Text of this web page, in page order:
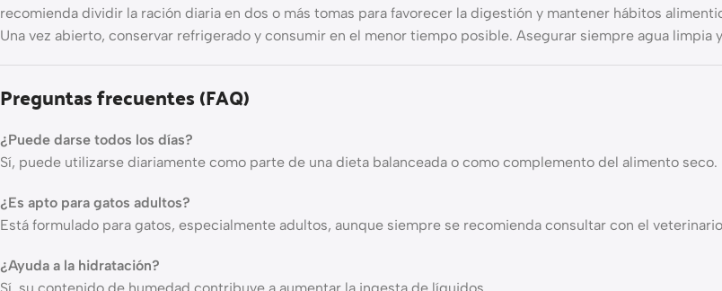
recomienda dividir la ración diaria en dos o más tomas para favorecer la digestión y mantener hábitos
Una vez abierto, conservar refrigerado y consumir en el menor tiempo posible. Asegurar siempre agua limpia
Preguntas frecuentes (FAQ)
¿Puede darse todos los días?
Sí, puede utilizarse diariamente como parte de una dieta balanceada o como complemento del alimento seco.
¿Es apto para gatos adultos?
Está formulado para gatos, especialmente adultos, aunque siempre se recomienda consultar con el
¿Ayuda a la hidratación?